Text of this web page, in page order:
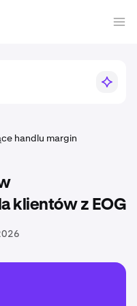
handlu margin
klientów z EOG